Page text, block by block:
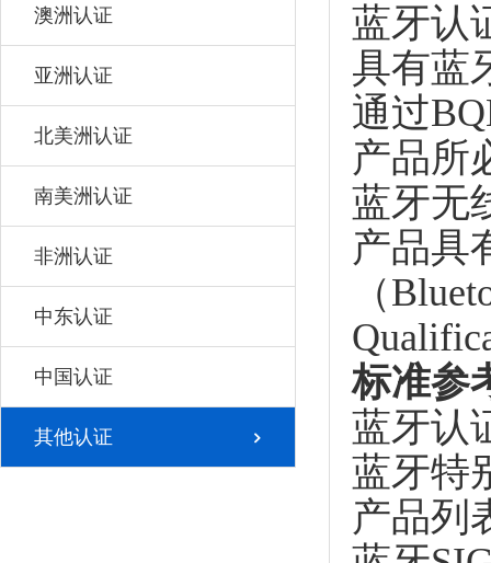
澳洲认证
亚洲认证
北美洲认证
南美洲认证
非洲认证
中东认证
中国认证
其他认证
蓝牙认
具有蓝
通过
产品所
蓝牙无
产品具
（
标准参
蓝牙认
蓝牙特
产品列